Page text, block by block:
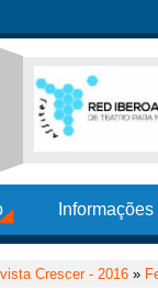
Crescer - 2016 »